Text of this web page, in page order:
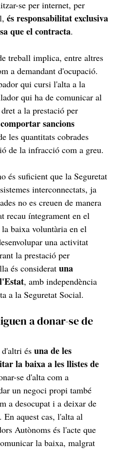
se per internet, per
és responsabilitat exclusiva
que el contracta.
treball implica, entre altres
a demandant d'ocupació.
qui cursi l'alta a la
qui ha de comunicar al
a la prestació per
sancions
les quantitats cobrades
de la infracció com a greu.
és suficient que la Seguretat
interconnectats, ja
no es creuen de manera
recau íntegrament en el
baixa voluntària en el
una activitat
la prestació per
és considerat una
, amb independència
a la Seguretat Social.
a donar-se de
és una de les
la baixa a les llistes de
se d'alta com a
un negoci propi també
a desocupat i a deixar de
En aquest cas, l'alta al
Autònoms és l'acte que
la baixa, malgrat